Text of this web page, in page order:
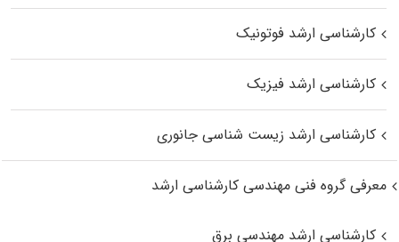
کارشناسی ارشد فوتونیک
کارشناسی ارشد فیزیک
کارشناسی ارشد زیست‌ شناسی جانوری
معرفی گروه فنی مهندسی کارشناسی ارشد
کارشناسی ارشد مهندسی برق